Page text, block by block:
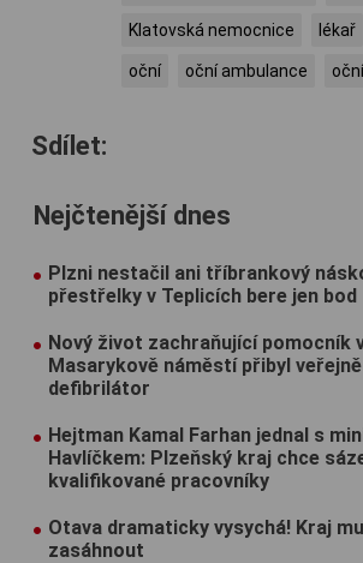
Klatovská nemocnice lékař
oční oční ambulance
Sdílet:
Nejčtenější dnes
Plzni nestačil ani tříbrankový
přestřelky v Teplicích bere jen bod
Nový život zachraňující pomocník
Masarykově náměstí přibyl
defibrilátor
Hejtman Kamal Farhan jednal s
Havlíčkem: Plzeňský kraj chce
kvalifikované pracovníky
Otava dramaticky vysychá! Kraj
zasáhnout